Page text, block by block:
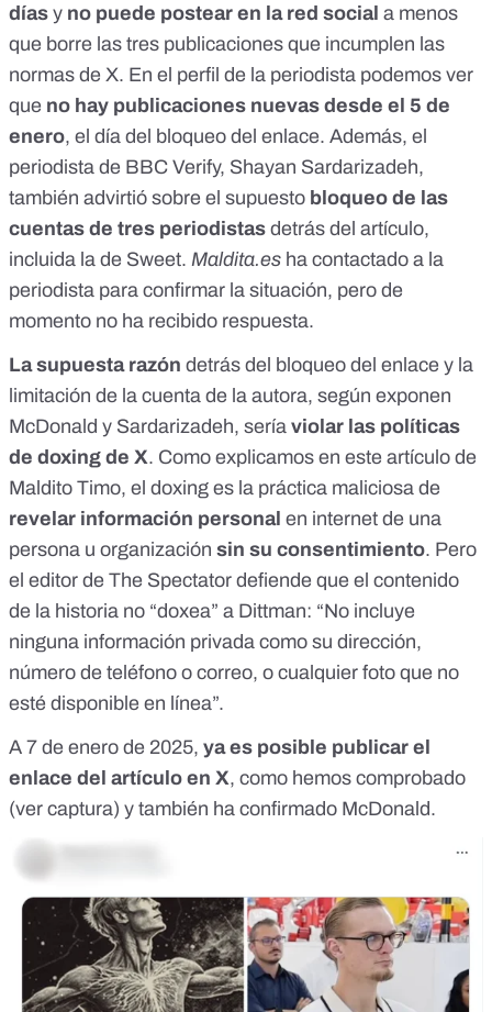
días y no puede postear en la red social a menos
que borre las tres publicaciones que incumplen las
normas de X. En el perfil de la periodista podemos ver
que no hay publicaciones nuevas desde el 5 de
enero, el día del bloqueo del enlace. Además, el
periodista de BBC Verify, Shayan Sardarizadeh,
también advirtió sobre el supuesto bloqueo de las
cuentas de tres periodistas detrás del artículo,
incluida la de Sweet. Maldita.es ha contactado a la
periodista para confirmar la situación, pero de
momento no ha recibido respuesta.
La supuesta razón detrás del bloqueo del enlace y la
limitación de la cuenta de la autora, según exponen
McDonald y Sardarizadeh, sería violar las políticas
de doxing de X. Como explicamos en este artículo de
Maldito Timo, el doxing es la práctica maliciosa de
revelar información personal en internet de una
persona u organización sin su consentimiento. Pero
el editor de The Spectator defiende que el contenido
de la historia no “doxea” a Dittman: “No incluye
ninguna información privada como su dirección,
número de teléfono o correo, o cualquier foto que no
esté disponible en línea”.
A 7 de enero de 2025, ya es posible publicar el
enlace del artículo en X, como hemos comprobado
(ver captura) y también ha confirmado McDonald.